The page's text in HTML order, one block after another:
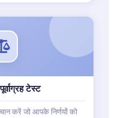
टेस्ट
करें जो आपके निर्णयों को